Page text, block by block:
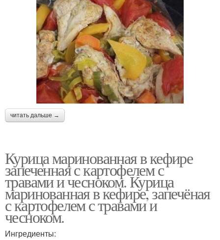
читать дальше →
Курица маринованная в кефире
запеченная с картофелем с
травами и чесноком. Курица
маринованная в кефире, запечёная
с картофелем с травами и
чесноком.
Ингредиенты: